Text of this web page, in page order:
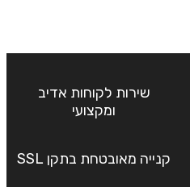
שירות לקוחות אדיב
ומקצועי
קנייה מאובטחת בתקן SSL